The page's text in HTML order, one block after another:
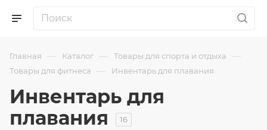
Главная — Каталог — Товары для спорта и отдыха —
Товары для фитнеса — Инвентарь для плавания
Инвентарь для
плавания
16